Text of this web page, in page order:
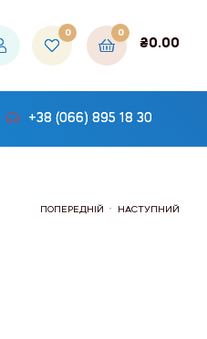
0 0
₴0.00
+38 (066) 895 18 30
ПОПЕРЕДНІЙ НАСТУПНИЙ